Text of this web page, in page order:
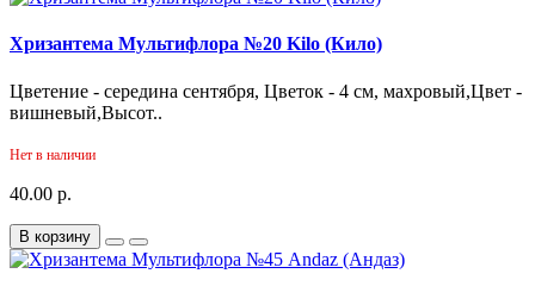
Хризантема Мультифлора №20 Kilo (Кило)
Цветение - середина сентября, Цветок - 4 см, махровый,Цвет -
вишневый,Высот..
Нет в наличии
40.00 р.
В корзину